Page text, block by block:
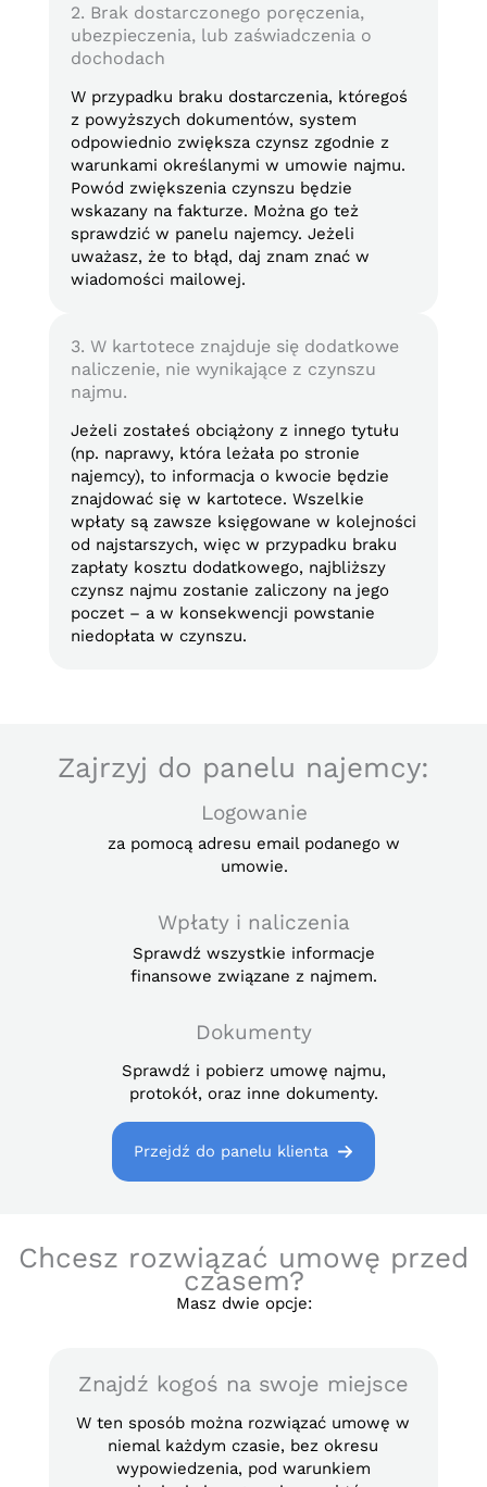
2. Brak dostarczonego poręczenia,
ubezpieczenia, lub zaświadczenia o
dochodach
W przypadku braku dostarczenia, któregoś
z powyższych dokumentów, system
odpowiednio zwiększa czynsz zgodnie z
warunkami określanymi w umowie najmu.
Powód zwiększenia czynszu będzie
wskazany na fakturze. Można go też
sprawdzić w panelu najemcy. Jeżeli
uważasz, że to błąd, daj znam znać w
wiadomości mailowej.
3. W kartotece znajduje się dodatkowe
naliczenie, nie wynikające z czynszu
najmu.
Jeżeli zostałeś obciążony z innego tytułu
(np. naprawy, która leżała po stronie
najemcy), to informacja o kwocie będzie
znajdować się w kartotece. Wszelkie
wpłaty są zawsze księgowane w kolejności
od najstarszych, więc w przypadku braku
zapłaty kosztu dodatkowego, najbliższy
czynsz najmu zostanie zaliczony na jego
poczet – a w konsekwencji powstanie
niedopłata w czynszu.
Zajrzyj do panelu najemcy:
Logowanie
za pomocą adresu email podanego w
umowie.
Wpłaty i naliczenia
Sprawdź wszystkie informacje
finansowe związane z najmem.
Dokumenty
Sprawdź i pobierz umowę najmu,
protokół, oraz inne dokumenty.
Przejdź do panelu klienta
Chcesz rozwiązać umowę przed
czasem?
Masz dwie opcje:
Znajdź kogoś na swoje miejsce
W ten sposób można rozwiązać umowę w
niemal każdym czasie, bez okresu
wypowiedzenia, pod warunkiem